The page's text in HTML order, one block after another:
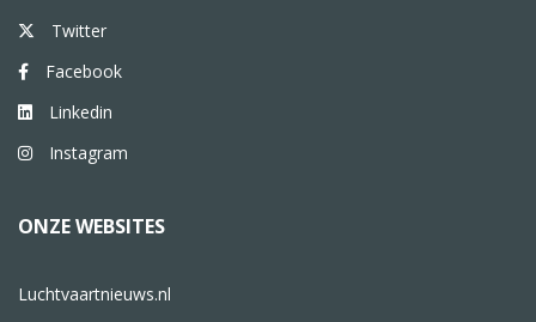
Twitter
Facebook
Linkedin
Instagram
ONZE WEBSITES
Luchtvaartnieuws.nl